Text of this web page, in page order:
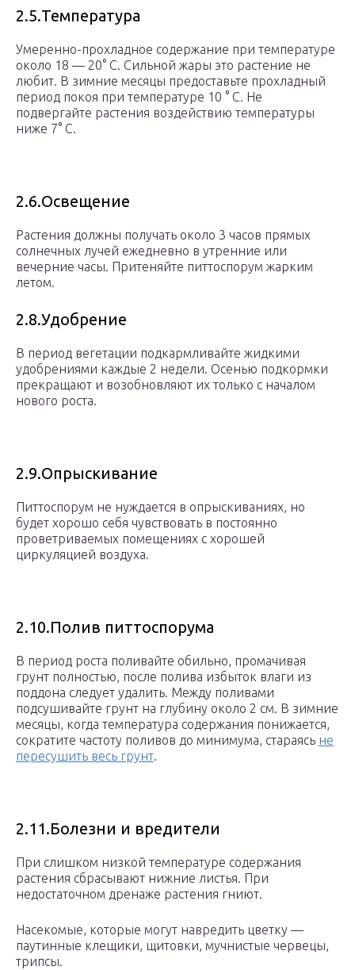
2.5.Температура
Умеренно-прохладное содержание при температуре
около 18 — 20° С. Сильной жары это растение не
любит. В зимние месяцы предоставьте прохладный
период покоя при температуре 10 ° С. Не
подвергайте растения воздействию температуры
ниже 7° С.
2.6.Освещение
Растения должны получать около 3 часов прямых
солнечных лучей ежедневно в утренние или
вечерние часы. Притеняйте питтоспорум жарким
летом.
2.8.Удобрение
В период вегетации подкармливайте жидкими
удобрениями каждые 2 недели. Осенью подкормки
прекращают и возобновляют их только с началом
нового роста.
2.9.Опрыскивание
Питтоспорум не нуждается в опрыскиваниях, но
будет хорошо себя чувствовать в постоянно
проветриваемых помещениях с хорошей
циркуляцией воздуха.
2.10.Полив питтоспорума
В период роста поливайте обильно, промачивая
грунт полностью, после полива избыток влаги из
поддона следует удалить. Между поливами
подсушивайте грунт на глубину около 2 см. В зимние
месяцы, когда температура содержания понижается,
сократите частоту поливов до минимума, стараясь не
пересушить весь грунт.
2.11.Болезни и вредители
При слишком низкой температуре содержания
растения сбрасывают нижние листья. При
недостаточном дренаже растения гниют.
Насекомые, которые могут навредить цветку —
паутинные клещики, щитовки, мучнистые червецы,
трипсы.